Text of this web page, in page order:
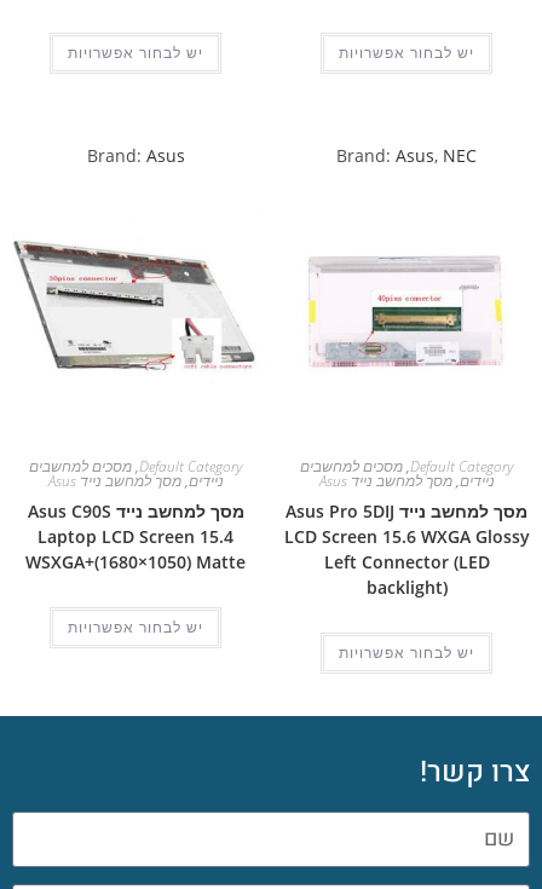
יש לבחור אפשרויות יש לבחור אפשרויות
Brand: Asus, NEC
Default Category
,מסכים למחשבים
ניידים,מסך למחשב נייד Asus
מסך למחשב נייד Asus Pro 5DIJ
LCD Screen 15.6 WXGA Glossy
Left Connector (LED
backlight)
יש לבחור אפשרויות
Brand: Asus
Default Category
,מסכים למחשבים
ניידים,מסך למחשב נייד Asus
מסך למחשב נייד Asus C90S
Laptop LCD Screen 15.4
WSXGA+(1680×1050) Matte
יש לבחור אפשרויות
צרו קשר!